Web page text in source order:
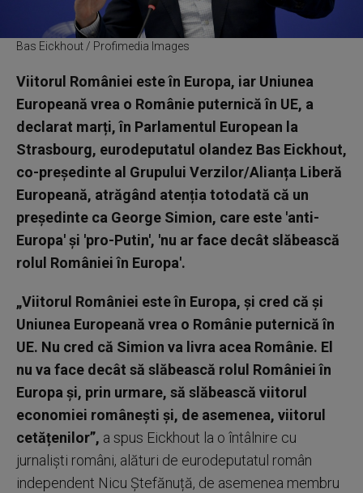
Bas Eickhout / Profimedia Images
Viitorul României este în Europa, iar Uniunea
Europeană vrea o Românie puternică în UE, a
declarat marți, în Parlamentul European la
Strasbourg, eurodeputatul olandez Bas Eickhout,
co-președinte al Grupului Verzilor/Alianța Liberă
Europeană, atrăgând atenția totodată că un
președinte ca George Simion, care este 'anti-
Europa' și 'pro-Putin', 'nu ar face decât slăbească
rolul României în Europa'.
„Viitorul României este în Europa, și cred că și
Uniunea Europeană vrea o Românie puternică în
UE. Nu cred că Simion va livra acea Românie. El
nu va face decât să slăbească rolul României în
Europa și, prin urmare, să slăbească viitorul
economiei românești și, de asemenea, viitorul
cetățenilor”, a spus Eickhout la o întâlnire cu
jurnaliști români, alături de eurodeputatul român
independent Nicu Ștefănuță, de asemenea membru